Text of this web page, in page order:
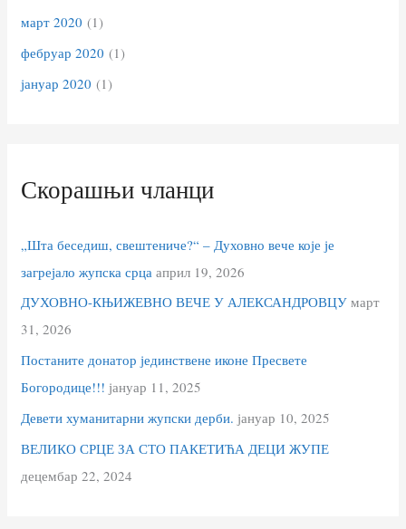
март 2020 (1)
фебруар 2020 (1)
јануар 2020 (1)
Скорашњи чланци
„Шта беседиш, свештениче?“ – Духовно вече које је
загрејало жупска срца април 19, 2026
ДУХОВНО-КЊИЖЕВНО ВЕЧЕ У АЛЕКСАНДРОВЦУ март
31, 2026
Постаните донатор јединствене иконе Пресвете
Богородице!!! јануар 11, 2025
Девети хуманитарни жупски дерби. јануар 10, 2025
ВЕЛИКО СРЦЕ ЗА СТО ПАКЕТИЋА ДЕЦИ ЖУПЕ
децембар 22, 2024